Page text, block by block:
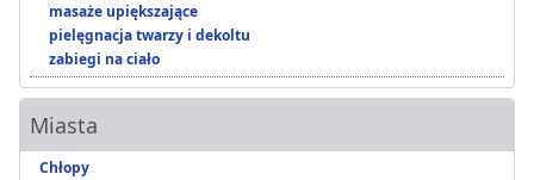
masaże upiększające
pielęgnacja twarzy i dekoltu
zabiegi na ciało
Miasta
Chłopy